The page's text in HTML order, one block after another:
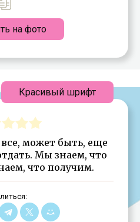
на фото
может быть, еще
Мы знаем, что
что получим.
Красивый шрифт